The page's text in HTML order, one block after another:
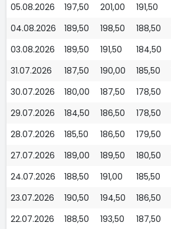
05.08.2026
197,50 201,00 191,50
04.08.2026
189,50 198,50 188,50
03.08.2026
189,50 191,50 184,50
31.07.2026
187,50 190,00 185,50
30.07.2026
180,00 187,50 178,50
29.07.2026
184,50 186,50 178,50
28.07.2026
185,50 186,50 179,50
27.07.2026
189,00 189,50 180,50
24.07.2026
188,50 191,00 185,50
23.07.2026
190,50 194,50 186,50
22.07.2026
188,50 193,50 187,50